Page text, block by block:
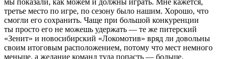
третье место по игре, по сезону было нашим. Хорошо, что
смогли его сохранить. Чаще при большой конкуренции
ты просто его не можешь удержать — те же питерский
«Зенит» и новосибирский «Локомотив» вряд ли довольны
своим итоговым расположением, потому что мест немного
меньше, а желание команд туда попасть — больше.